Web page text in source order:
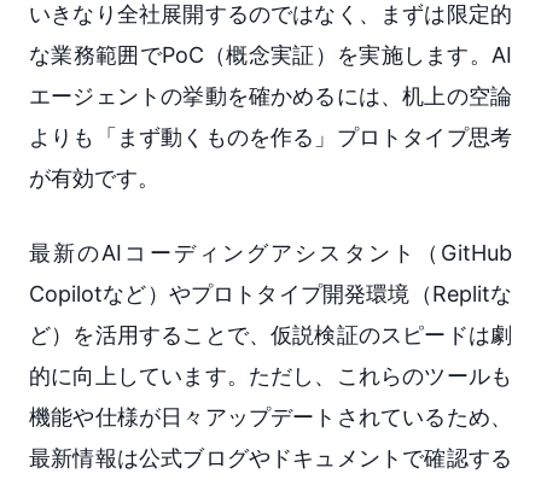
いきなり全社展開するのではなく、まずは限定的
な業務範囲でPoC（概念実証）を実施します。AI
エージェントの挙動を確かめるには、机上の空論
よりも「まず動くものを作る」プロトタイプ思考
が有効です。
最新のAIコーディングアシスタント（GitHub
Copilotなど）やプロトタイプ開発環境（Replitな
ど）を活用することで、仮説検証のスピードは劇
的に向上しています。ただし、これらのツールも
機能や仕様が日々アップデートされているため、
最新情報は公式ブログやドキュメントで確認する